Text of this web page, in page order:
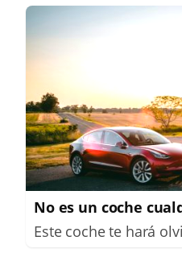
No es un coche
Este coche te hará